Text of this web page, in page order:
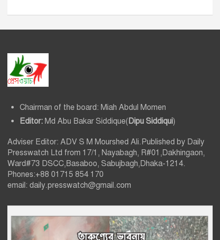
Chairman of the board: Miah Abdul Momen
Editor: Md Abu Bakar Siddique(Dipu Siddiqui)
Adviser Editor: ADV S M Mourshed Ali.Published by Daily
Presswatch Ltd from 17/1, Nayabagh, R#01,Dakhingaon,
Ward#73 DSCC,Basaboo, Sabujbagh,Dhaka-1214.
Phones:+88 01715 854 170
email: daily.presswatch@gmail.com